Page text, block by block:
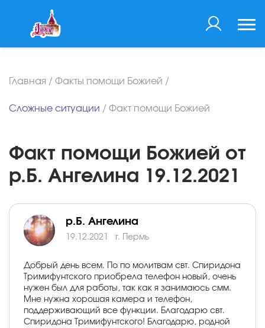
Главная / Факты помощи Божией /
Сложные ситуации / Факт помощи Божией
Факт помощи Божией от
р.Б. Ангелина 19.12.2021
р.Б. Ангелина
19.12.2021 г. Пермь
Добрый день всем. По по молитвам свт. Спиридона
Тримифунтского приобрела телефон новый, очень
нужен был для работы, так как я занимаюсь смм.
Мне нужна хорошая камера и телефон,
поддерживающий все функции. Благодарю свт.
Спиридона Тримифунтского! Благодарю, родной